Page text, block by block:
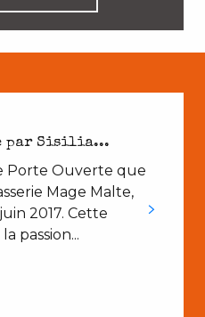
par Sisilia...
Porte Ouverte que
Mage Malte,
2017. Cette
passion...